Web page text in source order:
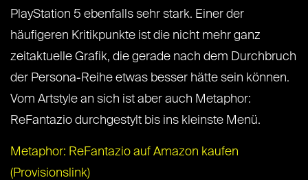
PlayStation 5 ebenfalls sehr stark. Einer der
häufigeren Kritikpunkte ist die nicht mehr ganz
zeitaktuelle Grafik, die gerade nach dem Durchbruch
der Persona-Reihe etwas besser hätte sein können.
Vom Artstyle an sich ist aber auch Metaphor:
ReFantazio durchgestylt bis ins kleinste Menü.
Metaphor: ReFantazio auf Amazon kaufen
(Provisionslink)